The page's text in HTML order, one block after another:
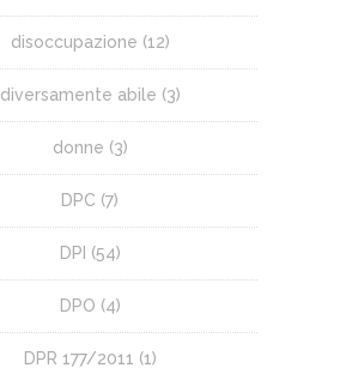
disoccupazione (12)
diversamente abile (3)
donne (3)
DPC (7)
DPI (54)
DPO (4)
DPR 177/2011 (1)